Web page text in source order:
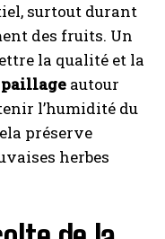
surtout durant
des fruits. Un
la qualité et la
paillage autour
l’humidité du
préserve
herbes